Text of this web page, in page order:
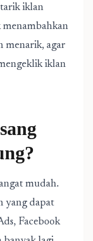
iklan
menambahkan
menarik, agar
iklan
mudah.
yang dapat
Facebook